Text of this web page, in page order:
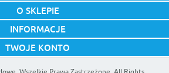
O SKLEPIE
INFORMACJE
TWOJE KONTO